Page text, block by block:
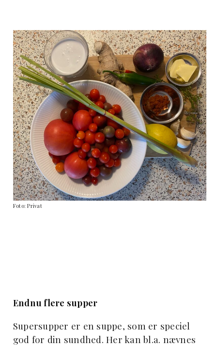
Foto: Privat
Endnu flere supper
Supersupper er en suppe, som er speciel
god for din sundhed. Her kan bl.a. nævnes